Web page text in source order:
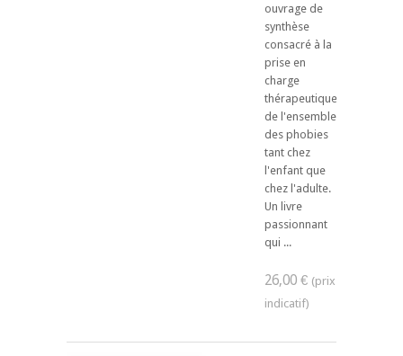
ouvrage de
synthèse
consacré à la
prise en
charge
thérapeutique
de l'ensemble
des phobies
tant chez
l'enfant que
chez l'adulte.
Un livre
passionnant
qui ...
26,00 €